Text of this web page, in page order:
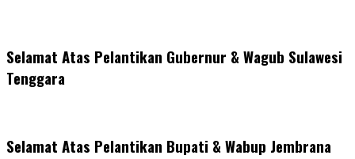
Selamat Atas Pelantikan Gubernur & Wagub Sulawesi
Tenggara
Selamat Atas Pelantikan Bupati & Wabup Jembrana